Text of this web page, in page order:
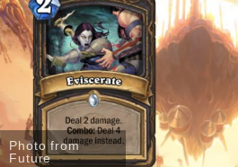
Photo from
Future